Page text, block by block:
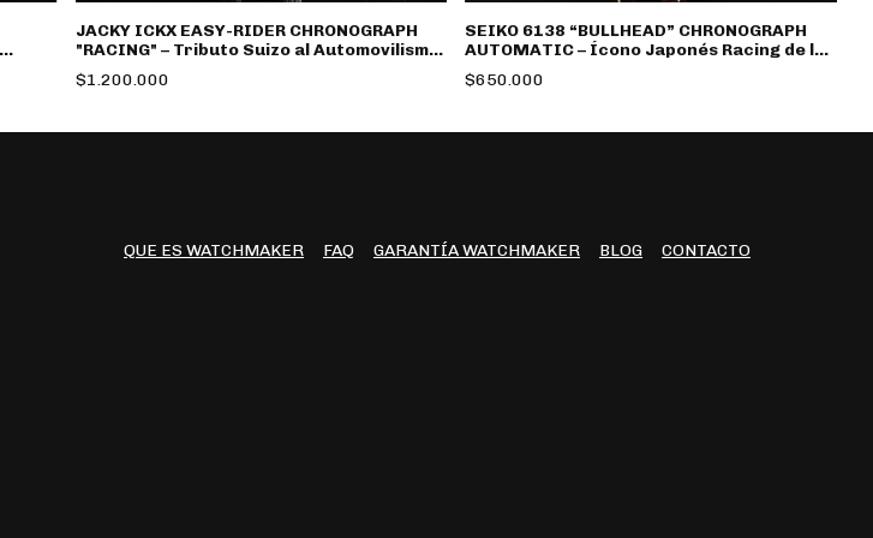
JACKY ICKX EASY-RIDER CHRONOGRAPH
"RACING" – Tributo Suizo al Automovilismo
Clásico
$1.200.000
SEIKO 6138 “BULLHEAD” CHRONOGRAPH
AUTOMATIC – Ícono Japonés Racing de los
70
$650.000
QUE ES WATCHMAKER FAQ GARANTÍA WATCHMAKER BLOG CONTACTO